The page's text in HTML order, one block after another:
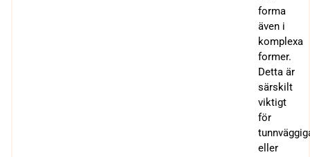
forma
även i
komplexa
former.
Detta är
särskilt
viktigt
för
eller